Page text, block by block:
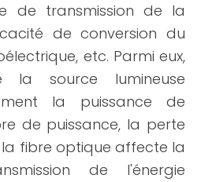
de transmission de la
de conversion du
etc. Parmi eux,
la source lumineuse
la puissance de
de puissance, la perte
fibre optique affecte la
de l'énergie